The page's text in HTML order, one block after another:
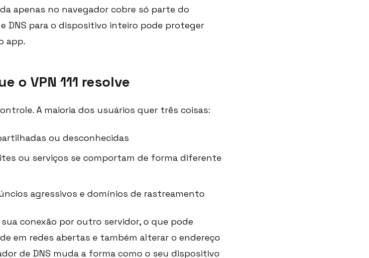
apenas no navegador cobre só parte do
DNS para o dispositivo inteiro pode proteger
app.
o VPN 111 resolve
A maioria dos usuários quer três coisas:
ou desconhecidas
ou serviços se comportam de forma diferente
agressivos e domínios de rastreamento
conexão por outro servidor, o que pode
em redes abertas e também alterar o endereço
de DNS muda a forma como o seu dispositivo